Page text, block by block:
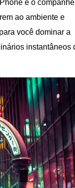
é o
ao ambiente e
você dominar a
instantâneos